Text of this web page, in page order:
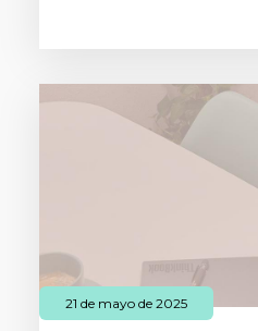
21 de mayo de 2025